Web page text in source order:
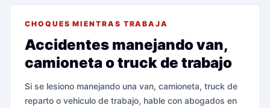
CHOQUES MIENTRAS TRABAJA
Accidentes manejando van,
camioneta o truck de trabajo
Si se lesiono manejando una van, camioneta, truck de
reparto o vehiculo de trabajo, hable con abogados en